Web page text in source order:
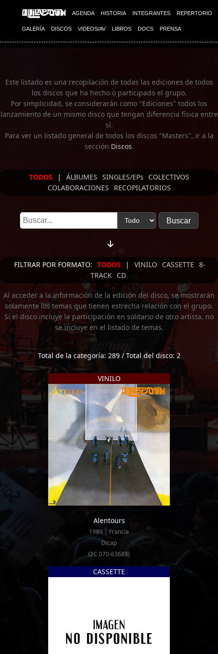
AGENDA HISTORIA INTEGRANTES REPERTORIO
GALERÍA DISCOS VIDEOS/AV LIBROS DOCS PRENSA
Imagen 01
Este listado es una recopilación de todas las ediciones de todos
los discos que ha hecho o participado el grupo.
Por simplicidad, se considerarán como "Ediciones" todos los
lanzamiento de un mismo disco que tengan diferencia física entre
sí.
Para ver un listado general de todos los discos "Masters", ir a la
secciónDiscos.
TODOS | ÁLBUMES SINGLES/EPs
COLECTIVOS
COLABORACIONES
RECOPILATORIOS
FILTRAR POR FORMATO: TODOS | VINILO CASSETTE 8-
TRACK CD
Al acceder a la información de la edición del disco, se mostrarán
solamente los temas que tienen estrecha relación con el grupo.
Si el disco incluye la participación en solitario de otro artista, no
se incluye en el listado de temas.
Total de la categoría: 289 / Total del disco: 2
VINILO
Alentours
1980 | Francia
Dicap
(2C 070-63688)
CASSETTE